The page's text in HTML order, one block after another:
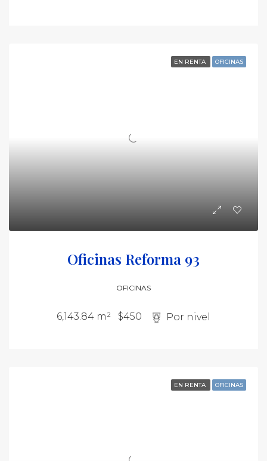
EN RENTA OFICINAS
Oficinas Reforma 93
OFICINAS
6,143.84 m² $450 Por nivel
EN RENTA OFICINAS